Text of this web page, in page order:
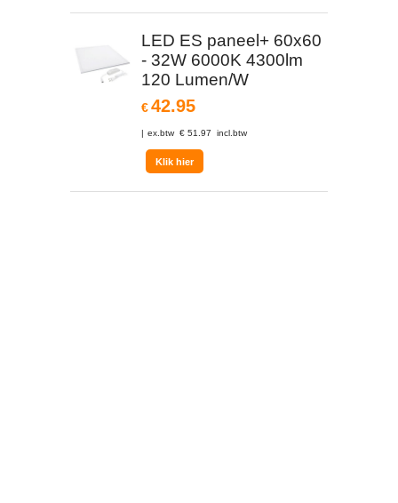
LED ES paneel+ 60x60
- 32W 6000K 4300lm
120 Lumen/W
€42.95
ex.btw € 51.97 incl.btw
Klik hier